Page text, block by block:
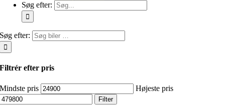
Søg efter:
Søg efter:
Filtrér efter pris
Mindste pris Højeste pris
Filter